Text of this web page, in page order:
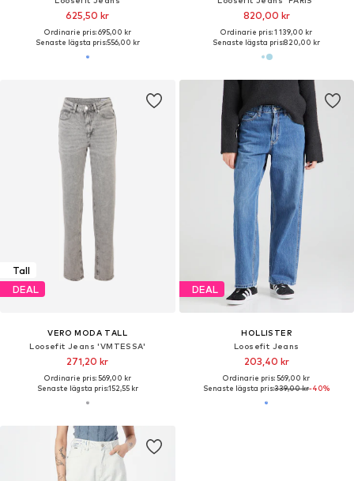
625,50 kr
Ordinarie pris: 695,00 kr
Senaste lägsta pris:556,00 kr
820,00 kr
Ordinarie pris: 1 139,00 kr
Senaste lägsta pris:820,00 kr
Tall
DEAL
VERO MODA TALL
Loosefit Jeans 'VMTESSA'
271,20 kr
Ordinarie pris: 569,00 kr
Senaste lägsta pris:152,55 kr
DEAL
HOLLISTER
Loosefit Jeans
203,40 kr
Ordinarie pris: 569,00 kr
Senaste lägsta pris:339,00 kr-40%